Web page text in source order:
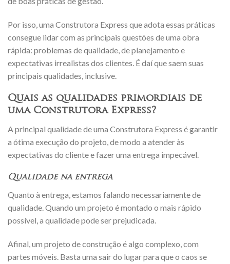
Por isso, uma Construtora Express que adota essas práticas
consegue lidar com as principais questões de uma obra
rápida: problemas de qualidade, de planejamento e
expectativas irrealistas dos clientes. É daí que saem suas
principais qualidades, inclusive.
Quais as qualidades primordiais de
uma Construtora Express?
A principal qualidade de uma Construtora Express é garantir
a ótima execução do projeto, de modo a atender às
expectativas do cliente e fazer uma entrega impecável.
Qualidade na entrega
Quanto à entrega, estamos falando necessariamente de
qualidade. Quando um projeto é montado o mais rápido
possível, a qualidade pode ser prejudicada.
Afinal, um projeto de construção é algo complexo, com
partes móveis. Basta uma sair do lugar para que o caos se